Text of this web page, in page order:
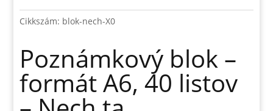
listov
Nech
ta
požehná….
mennyiség
Cikkszám: blok-nech-X0
Poznámkový blok –
formát A6, 40 listov